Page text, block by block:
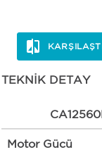
TEKNIK DETAY
Motor Gücü